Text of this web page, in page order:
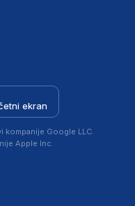
ekran
kompanije Google LLC.
Apple Inc.